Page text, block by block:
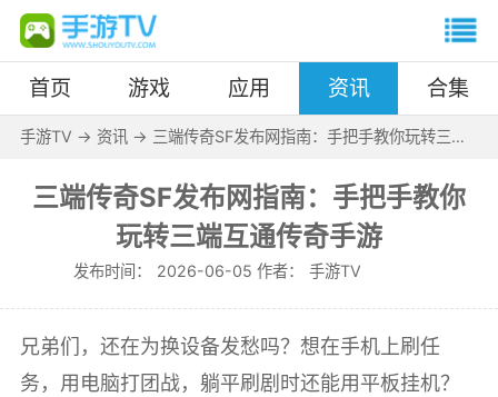
首页 游戏 应用 资讯 合集
手游TV -> 资讯-> 三端传奇SF发布网指南：手把手教你玩转三端
三端传奇SF发布网指南：手把手教你
玩转三端互通传奇手游
发布时间： 2026-06-05 作者： 手游TV
兄弟们，还在为换设备发愁吗？想在手机上刷任
务，用电脑打团战，躺平刷剧时还能用平板挂机？